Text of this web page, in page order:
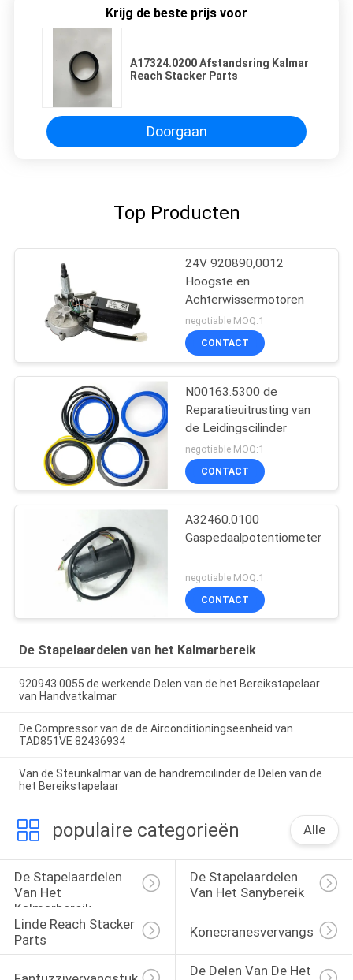
Krijg de beste prijs voor
A17324.0200 Afstandsring Kalmar
Reach Stacker Parts
Doorgaan
Top Producten
24V 920890,0012
Hoogste en
Achterwissermotoren
negotiable MOQ:1
CONTACT
N00163.5300 de
Reparatieuitrusting van
de Leidingscilinder
negotiable MOQ:1
CONTACT
A32460.0100
Gaspedaalpotentiometer
negotiable MOQ:1
CONTACT
De Stapelaardelen van het Kalmarbereik
920943.0055 de werkende Delen van de het Bereikstapelaar
van Handvatkalmar
De Compressor van de de Airconditioningseenheid van
TAD851VE 82436934
Van de Steunkalmar van de handremcilinder de Delen van de
het Bereikstapelaar
populaire categorieën Alle
De Stapelaardelen
Van Het
Kalmarbereik
De Stapelaardelen
Van Het Sanybereik
Linde Reach Stacker
Parts
Konecranesvervangstukken
De Delen Van De Het